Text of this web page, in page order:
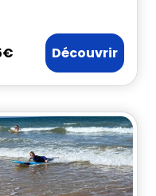
Découvrir